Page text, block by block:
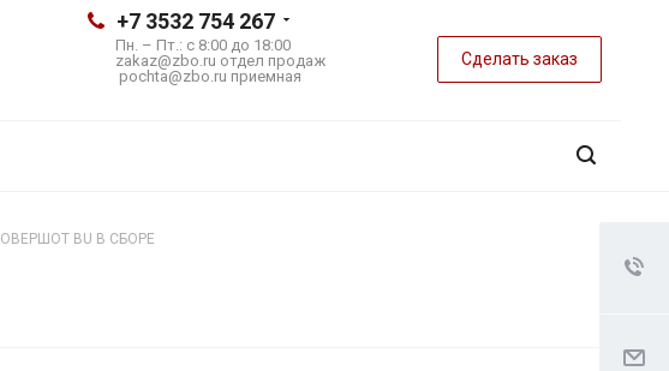
+7 3532 754 267
Пн. – Пт.: с 8:00 до 18:00
zakaz@zbo.ru отдел продаж
pochta@zbo.ru приемная
Сделать заказ
ОВЕРШОТ BU В СБОРЕ